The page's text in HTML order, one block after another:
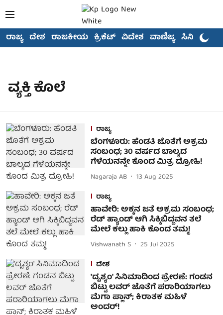
ರಾಜ್ಯ ದೇಶ ರಾಜಕೀಯ ಕ್ರಿಕೆಟ್ ವಿದೇಶ ವಾಣಿಜ್ಯ ಸಿನಿಮಾ
ವ್ಯಕ್ತಿ ಕೊಲೆ
ರಾಜ್ಯ
ಬೆಂಗಳೂರು: ಹೆಂಡತಿ ಜೊತೆಗೆ ಅಕ್ರಮ
ಸಂಬಂಧ; 30 ವರ್ಷದ ಬಾಲ್ಯದ
ಗೆಳೆಯನನ್ನೇ ಕೊಂದ ಮಿತ್ರ ದ್ರೋಹಿ!
Nagaraja AB
13 Aug 2025
ರಾಜ್ಯ
ಹಾವೇರಿ: ಅಕ್ಕನ ಜತೆ ಅಕ್ರಮ ಸಂಬಂಧ;
ರೆಡ್​ ಹ್ಯಾಂಡ್​​ ಆಗಿ ಸಿಕ್ಕಿಬಿದ್ದವನ ತಲೆ
ಮೇಲೆ ಕಲ್ಲು ಹಾಕಿ ಕೊಂದ ತಮ್ಮ!
Vishwanath S
25 Jul 2025
ದೇಶ
'ದೃಶ್ಯಂ' ಸಿನಿಮಾದಿಂದ ಪ್ರೇರಣೆ: ಗಂಡನ
ಬಿಟ್ಟು ಲವರ್ ಜೊತೆಗೆ ಪರಾರಿಯಾಗಲು
ಮೆಗಾ ಪ್ಲಾನ್; ಕಿರಾತಕ ಮಹಿಳೆ
ಅಂದರ್!